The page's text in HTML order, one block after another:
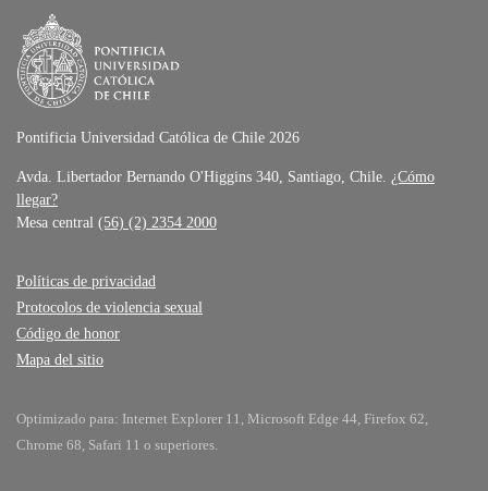
Pontificia Universidad Católica de Chile 2026
Avda. Libertador Bernando O'Higgins 340, Santiago, Chile. ¿Cómo
llegar?
Mesa central (56) (2) 2354 2000
Políticas de privacidad
Protocolos de violencia sexual
Código de honor
Mapa del sitio
Optimizado para: Internet Explorer 11, Microsoft Edge 44, Firefox 62,
Chrome 68, Safari 11 o superiores.